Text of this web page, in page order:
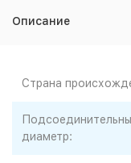
Описание
Страна
диаметр: